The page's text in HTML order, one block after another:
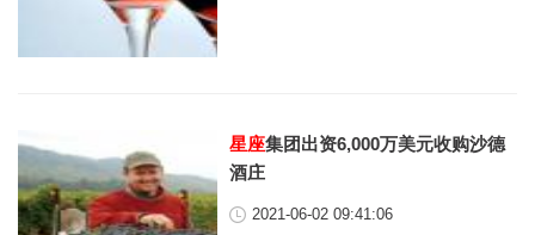
星座集团出资6,000万美元收购沙德
酒庄
2021-06-02 09:41:06